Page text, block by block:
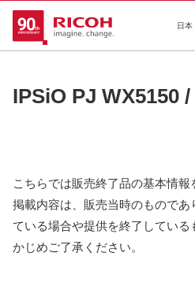
日本
IPSiO PJ WX5150
こちらでは販売終了品の基本情報
掲載内容は、販売当時のものであ
ている場合や提供を終了している
かじめご了承ください。